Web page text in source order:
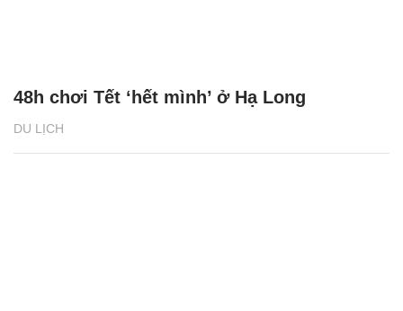
DU LỊCH
48h chơi Tết ‘hết mình’ ở Hạ Long